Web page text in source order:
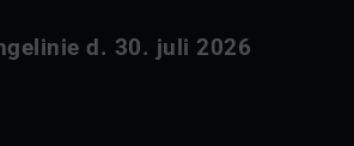
d. 30. juli 2026